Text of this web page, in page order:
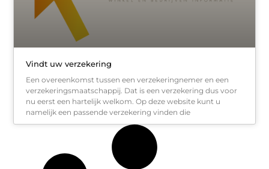
Vindt uw verzekering
Een overeenkomst tussen een verzekeringnemer en een
verzekeringsmaatschappij. Dat is een verzekering dus voor
nu eerst een hartelijk welkom. Op deze website kunt u
namelijk een passende verzekering vinden die